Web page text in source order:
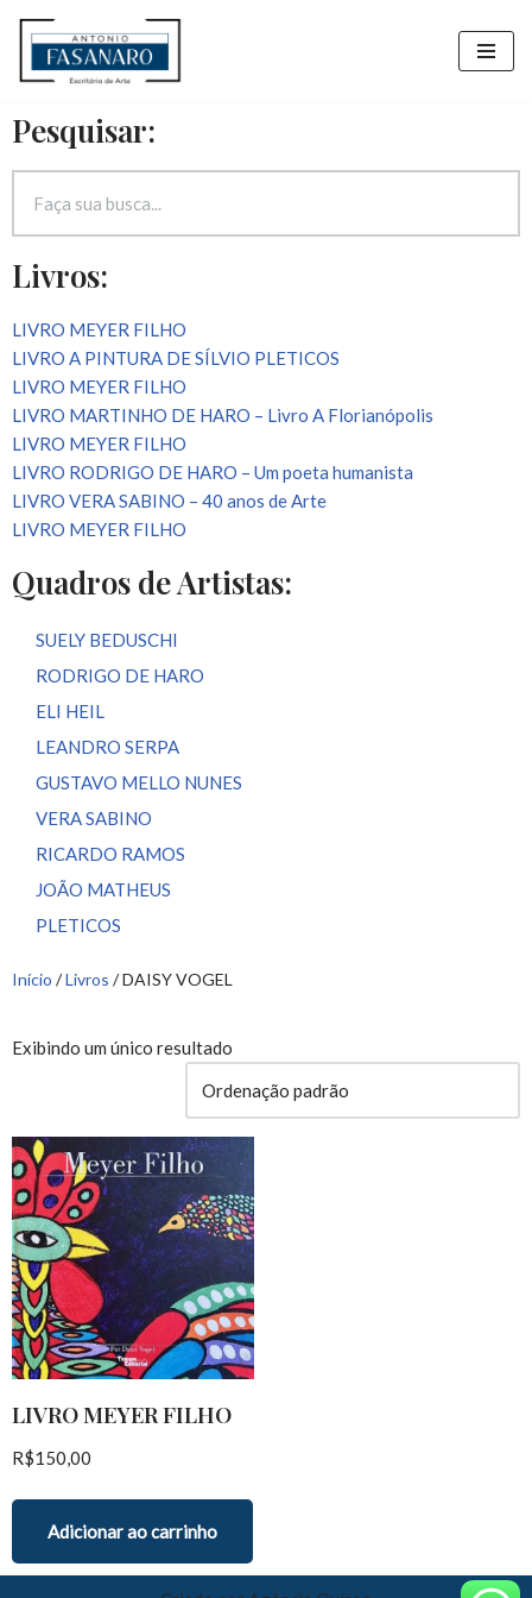
Pular
o
conteúdo
Pesquisar:
Livros:
LIVRO MEYER FILHO
LIVRO A PINTURA DE SÍLVIO PLETICOS
LIVRO MEYER FILHO
LIVRO MARTINHO DE HARO – Livro A Florianópolis
LIVRO MEYER FILHO
LIVRO RODRIGO DE HARO – Um poeta humanista
LIVRO VERA SABINO – 40 anos de Arte
LIVRO MEYER FILHO
Quadros de Artistas:
SUELY BEDUSCHI
RODRIGO DE HARO
ELI HEIL
LEANDRO SERPA
GUSTAVO MELLO NUNES
VERA SABINO
RICARDO RAMOS
JOÃO MATHEUS
PLETICOS
Início /Livros / DAISY VOGEL
Exibindo um único resultado
LIVRO MEYER FILHO
R$150,00
Adicionar ao carrinho